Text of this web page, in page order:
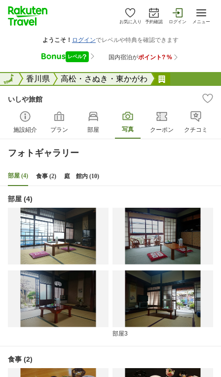
お気に入り 予約確認 ログイン メニュー
全国香川県 高松・さぬき・東かがわ
全国
いしや旅館
施設紹介 プラン 部屋 写真 クーポン クチコミ
フォトギャラリー
部屋 (4) 食事 (2) 庭 館内 (10)
部屋 (4)
部屋3
食事 (2)